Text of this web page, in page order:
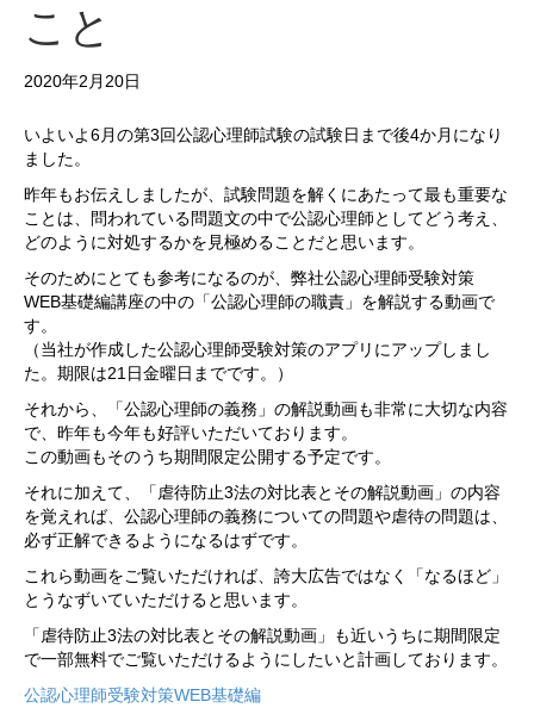
こと
2020年2月20日
いよいよ6月の第3回公認心理師試験の試験日まで後4か月になり
ました。
昨年もお伝えしましたが、試験問題を解くにあたって最も重要な
ことは、問われている問題文の中で公認心理師としてどう考え、
どのように対処するかを見極めることだと思います。
そのためにとても参考になるのが、弊社公認心理師受験対策
WEB基礎編講座の中の「公認心理師の職責」を解説する動画で
す。
（当社が作成した公認心理師受験対策のアプリにアップしまし
た。期限は21日金曜日までです。）
それから、「公認心理師の義務」の解説動画も非常に大切な内容
で、昨年も今年も好評いただいております。
この動画もそのうち期間限定公開する予定です。
それに加えて、「虐待防止3法の対比表とその解説動画」の内容
を覚えれば、公認心理師の義務についての問題や虐待の問題は、
必ず正解できるようになるはずです。
これら動画をご覧いただければ、誇大広告ではなく「なるほど」
とうなずいていただけると思います。
「虐待防止3法の対比表とその解説動画」も近いうちに期間限定
で一部無料でご覧いただけるようにしたいと計画しております。
公認心理師受験対策WEB基礎編